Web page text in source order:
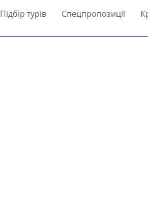
Підбір турів Спецпропозиції